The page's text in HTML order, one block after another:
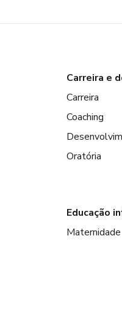
Carreira e
Carreira
Coaching
Oratória
Educação
Maternidade